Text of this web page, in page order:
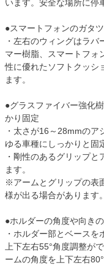
います。安全な場所に停
●スマートフォンのガタ
・左右のウィングはラ
マー樹脂、スマートフォ
性に優れたソフトクッシ
ます。
●グラスファイバー強化
かり固定
・太さが16～28mmの
ゆる車種にしっかりと固
・剛性のあるグリップ
ます。
※アームとグリップの表
様が出る場合があります。
●ホルダーの角度や向き
・ホルダー部とベースを
上下左右55°角度調整が
ームの角度を上下左右